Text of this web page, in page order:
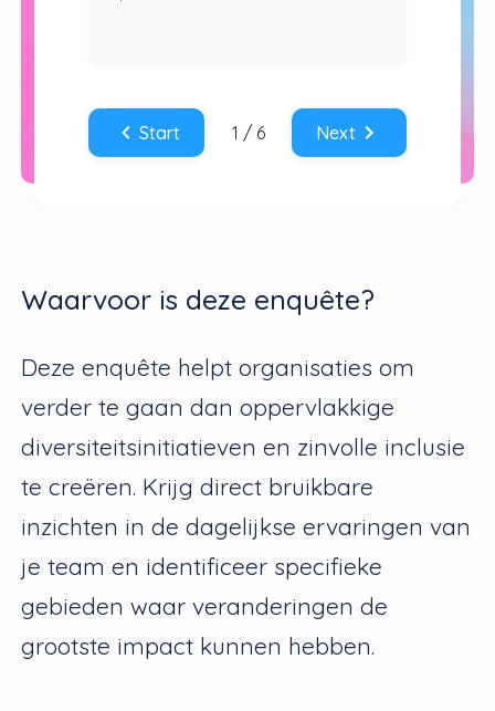
Waarvoor is deze enquête?
Deze enquête helpt organisaties om
verder te gaan dan oppervlakkige
diversiteitsinitiatieven en zinvolle inclusie
te creëren. Krijg direct bruikbare
inzichten in de dagelijkse ervaringen van
je team en identificeer specifieke
gebieden waar veranderingen de
grootste impact kunnen hebben.